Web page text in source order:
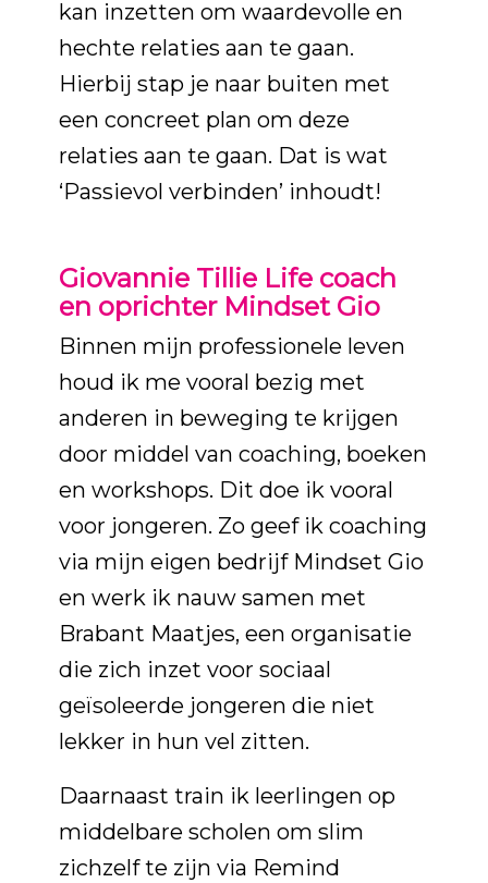
kan inzetten om waardevolle en
hechte relaties aan te gaan.
Hierbij stap je naar buiten met
een concreet plan om deze
relaties aan te gaan. Dat is wat
‘Passievol verbinden’ inhoudt!
Giovannie Tillie Life coach
en oprichter Mindset Gio
Binnen mijn professionele leven
houd ik me vooral bezig met
anderen in beweging te krijgen
door middel van coaching, boeken
en workshops. Dit doe ik vooral
voor jongeren. Zo geef ik coaching
via mijn eigen bedrijf Mindset Gio
en werk ik nauw samen met
Brabant Maatjes, een organisatie
die zich inzet voor sociaal
geïsoleerde jongeren die niet
lekker in hun vel zitten.
Daarnaast train ik leerlingen op
middelbare scholen om slim
zichzelf te zijn via Remind